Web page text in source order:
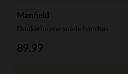
Manfield
Donkerbruine suède handtas
89.99